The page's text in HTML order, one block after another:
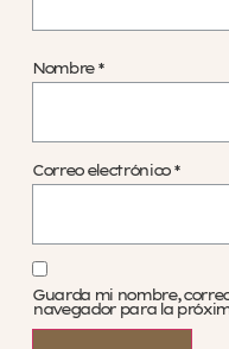
Nombre *
Correo electrónico *
Guarda mi nombre,
navegador para la